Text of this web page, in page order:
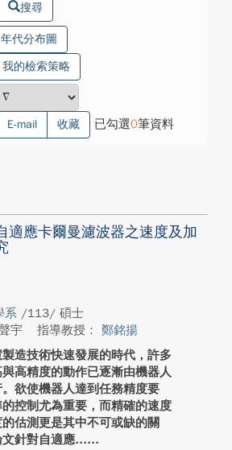
搜尋
代分布圖
我的檢索策略
E-mail 收藏 已勾選0筆資料
適應卡爾曼濾波器之速度及加
系 /113/ 碩士
宇
指導教授： 鄭銘揚
造技術快速發展的時代，許多
高精度的動作已逐漸由機器人
欲使機器人達到任務精度要
控制尤為重要，而精確的速度
估測更是其中不可或缺的關
針對自適應...